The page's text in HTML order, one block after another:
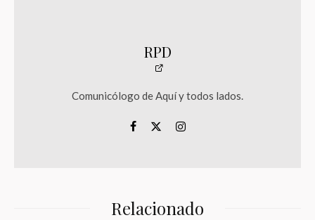
RPD
Comunicólogo de Aquí y todos lados.
Relacionado